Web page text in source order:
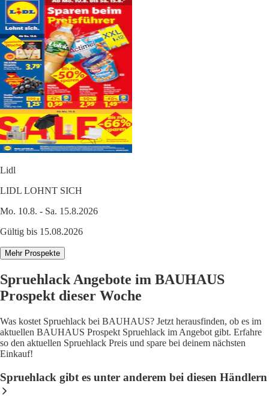
Lidl
LIDL LOHNT SICH
Mo. 10.8. - Sa. 15.8.2026
Gültig bis 15.08.2026
Mehr Prospekte
Spruehlack Angebote im BAUHAUS
Prospekt dieser Woche
Was kostet Spruehlack bei BAUHAUS? Jetzt herausfinden, ob es im
aktuellen BAUHAUS Prospekt Spruehlack im Angebot gibt. Erfahre
so den aktuellen Spruehlack Preis und spare bei deinem nächsten
Einkauf!
Spruehlack gibt es unter anderem bei diesen Händlern